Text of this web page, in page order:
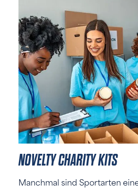
NOVELTY CHARITY KITS
Manchmal sind Sportarten